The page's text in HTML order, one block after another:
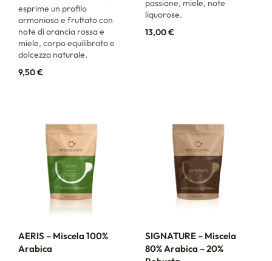
esprime un profilo
armonioso e fruttato con
note di arancia rossa e
miele, corpo equilibrato e
dolcezza naturale.
9,50€
passione, miele, note
liquorose.
13,00€
AERIS – Miscela 100%
Arabica
SIGNATURE – Miscela
80% Arabica – 20%